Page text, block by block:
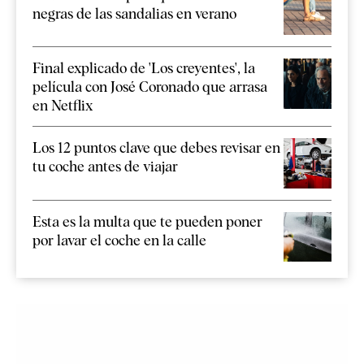
negras de las sandalias en verano
Final explicado de 'Los creyentes', la
película con José Coronado que arrasa
en Netflix
Los 12 puntos clave que debes revisar en
tu coche antes de viajar
Esta es la multa que te pueden poner
por lavar el coche en la calle